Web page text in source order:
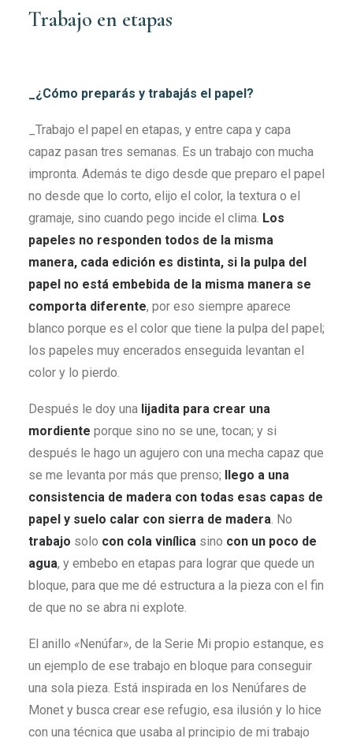
Trabajo en etapas
_¿Cómo preparás y trabajás el papel?
_Trabajo el papel en etapas, y entre capa y capa
capaz pasan tres semanas. Es un trabajo con mucha
impronta. Además te digo desde que preparo el papel
no desde que lo corto, elijo el color, la textura o el
gramaje, sino cuando pego incide el clima. Los
papeles no responden todos de la misma
manera, cada edición es distinta, si la pulpa del
papel no está embebida de la misma manera se
comporta diferente, por eso siempre aparece
blanco porque es el color que tiene la pulpa del papel;
los papeles muy encerados enseguida levantan el
color y lo pierdo.
Después le doy una lijadita para crear una
mordiente porque sino no se une, tocan; y si
después le hago un agujero con una mecha capaz que
se me levanta por más que prenso; llego a una
consistencia de madera con todas esas capas de
papel y suelo calar con sierra de madera. No
trabajo solo con cola vinílica sino con un poco de
agua, y embebo en etapas para lograr que quede un
bloque, para que me dé estructura a la pieza con el fin
de que no se abra ni explote.
El anillo «Nenúfar», de la Serie Mi propio estanque, es
un ejemplo de ese trabajo en bloque para conseguir
una sola pieza. Está inspirada en los Nenúfares de
Monet y busca crear ese refugio, esa ilusión y lo hice
con una técnica que usaba al principio de mi trabajo